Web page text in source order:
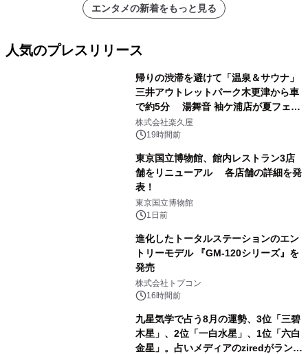
エンタメの新着をもっと見る
人気のプレスリリース
帰りの渋滞を避けて「温泉＆サウナ」
三井アウトレットパーク木更津から車
で約5分 湯舞音 袖ケ浦店が夏フェア
メニューを提供
株式会社楽久屋
19時間前
東京国立博物館、館内レストラン3店
舗をリニューアル 各店舗の詳細を発
表！
東京国立博物館
1日前
進化したトータルステーションのエン
トリーモデル 『GM-120シリーズ』を
発売
株式会社トプコン
16時間前
九星気学で占う8月の運勢、3位「三碧
木星」、2位「一白水星」、1位「六白
金星」。占いメディアのziredがランキ